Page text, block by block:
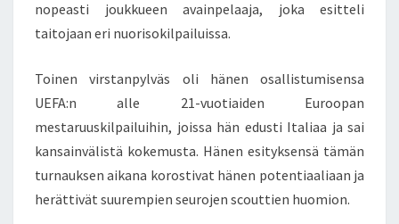
nopeasti joukkueen avainpelaaja, joka esitteli
taitojaan eri nuorisokilpailuissa.
Toinen virstanpylväs oli hänen osallistumisensa
UEFA:n alle 21-vuotiaiden Euroopan
mestaruuskilpailuihin, joissa hän edusti Italiaa ja sai
kansainvälistä kokemusta. Hänen esityksensä tämän
turnauksen aikana korostivat hänen potentiaaliaan ja
herättivät suurempien seurojen scouttien huomion.